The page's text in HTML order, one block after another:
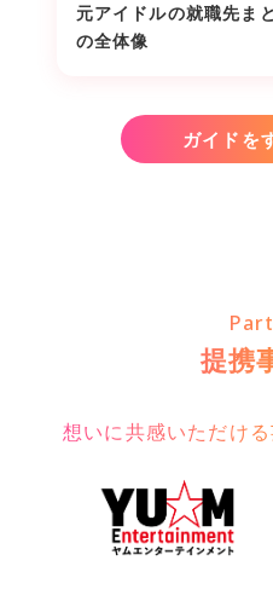
元アイドルの就職先ま
の全体像
ガイドを
提携
想いに共感いただけ